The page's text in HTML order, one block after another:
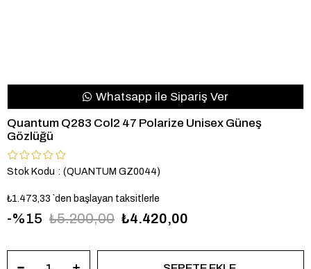
Whatsapp ile Sipariş Ver
Quantum Q283 Col2 47 Polarize Unisex Güneş
Gözlüğü
Stok Kodu (QUANTUM GZ0044)
₺1.473,33 `den başlayan taksitlerle
15 ₺5.200,00 ₺4.420,00